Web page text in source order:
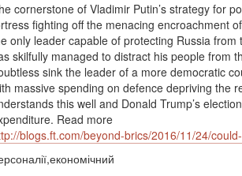
cornerstone of Vladimir Putin’s strategy for
fighting off the menacing encroachment
only leader capable of protecting Russia
skilfully managed to distract his people from
sink the leader of a more democratic
massive spending on defence depriving the
this well and Donald Trump’s
Read more
blogs.ft.com/beyond-brics/2016/11/24/